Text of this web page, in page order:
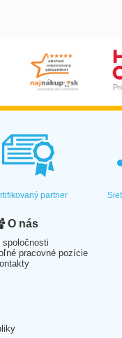
partner
O nás
spoločnosti
pracovné pozície